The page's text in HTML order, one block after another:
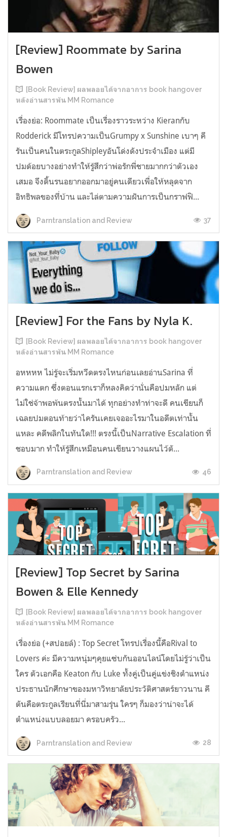
[Review] Roommate by Sarina
Bowen
[Book Review] ผลพลอยได้จากอาการ book hangover
หลังอ่านสารพัน MM Romance
เรื่องย่อ: Roommate เป็นเรื่องราวระหว่าง Kieranกับ
Rodderick มีโทรปความเป็นGrumpy x Sunshine เบาๆ คี
รันเป็นคนในตระกูลShipleyอันโด่งดังประจำเมือง แต่มี
ปมด้อยบางอย่างทำให้รู้สึกว่าพ่อรักพี่ชายมากกว่าตัวเอง
เสมอ จึงดิ้นรนอยากออกมาอยู่คนเดียวเพื่อให้หลุดจาก
อิทธิพลของที่บ้าน และไล่ตามความฝันการเป็นกราฟฟิ...
Parntranslation and Review 37
[Review] For the Fans by Nyla K.
[Book Review] ผลพลอยได้จากอาการ book hangover
หลังอ่านสารพัน MM Romance
อหหหห ไม่รู้จะเริ่มหวีดตรงไหนก่อนเลยอ่านSarina ที่
ความแตก ซึ่งตอนแรกเราก็หลงคิดว่านั่นคือปมหลัก แต่
ไม่ใช่จ้าพอพ้นตรงนั้นมาได้ ทุกอย่างทำท่าจะดี คนเขียนก็
เฉลยปมตอนท้ายว่าไครันเคยเจออะไรมาในอดีตเท่านั้น
แหละ คดีพลิกในทันใด!!! ตรงนี้เป็นNarrative Escalation ที่
ชอบมาก ทำให้รู้สึกเหมือนคนเขียนวางแผนไว้ตั...
Parntranslation and Review 46
[Review] Top Secret by Sarina
Bowen & Elle Kennedy
[Book Review] ผลพลอยได้จากอาการ book hangover
หลังอ่านสารพัน MM Romance
เรื่องย่อ (+สปอยล์) : Top Secret โทรปเรื่องนี้คือRival to
Lovers ค่ะ มีความหนุ่มๆคุยแซ่บกันออนไลน์โดยไม่รู้ว่าเป็น
ใคร ตัวเอกคือ Keaton กับ Luke ทั้งคู่เป็นคู่แข่งชิงตำแหน่ง
ประธานนักศึกษาของมหาวิทยาลัยประวัติศาสตร์ยาวนาน คี
ตันคือตระกูลเรียนที่นี่มาสามรุ่น ใครๆ ก็มองว่าน่าจะได้
ตำแหน่งแบบลอยมา ครอบครัว...
Parntranslation and Review 28